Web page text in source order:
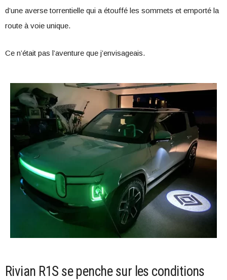
d’une averse torrentielle qui a étouffé les sommets et emporté la
route à voie unique.
Ce n’était pas l’aventure que j’envisageais.
Rivian R1S se penche sur les conditions